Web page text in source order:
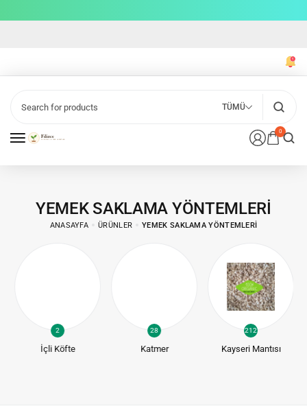
0
TÜMÜ
YEMEK SAKLAMA YÖNTEMLERI
ANASAYFA ÜRÜNLER YEMEK SAKLAMA YÖNTEMLERI
2
İçli Köfte
28
Katmer
212
Kayseri Mantısı